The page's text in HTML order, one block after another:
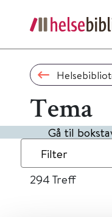
Tema
Gå til
Filter
294 Treff